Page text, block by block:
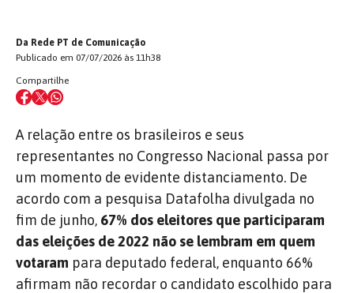
Da Rede PT de Comunicação
Publicado em 07/07/2026 às 11h38
Compartilhe
A relação entre os brasileiros e seus
representantes no Congresso Nacional passa por
um momento de evidente distanciamento. De
acordo com a pesquisa Datafolha divulgada no
fim de junho, 67% dos eleitores que participaram
das eleições de 2022 não se lembram em quem
votaram para deputado federal, enquanto 66%
afirmam não recordar o candidato escolhido para